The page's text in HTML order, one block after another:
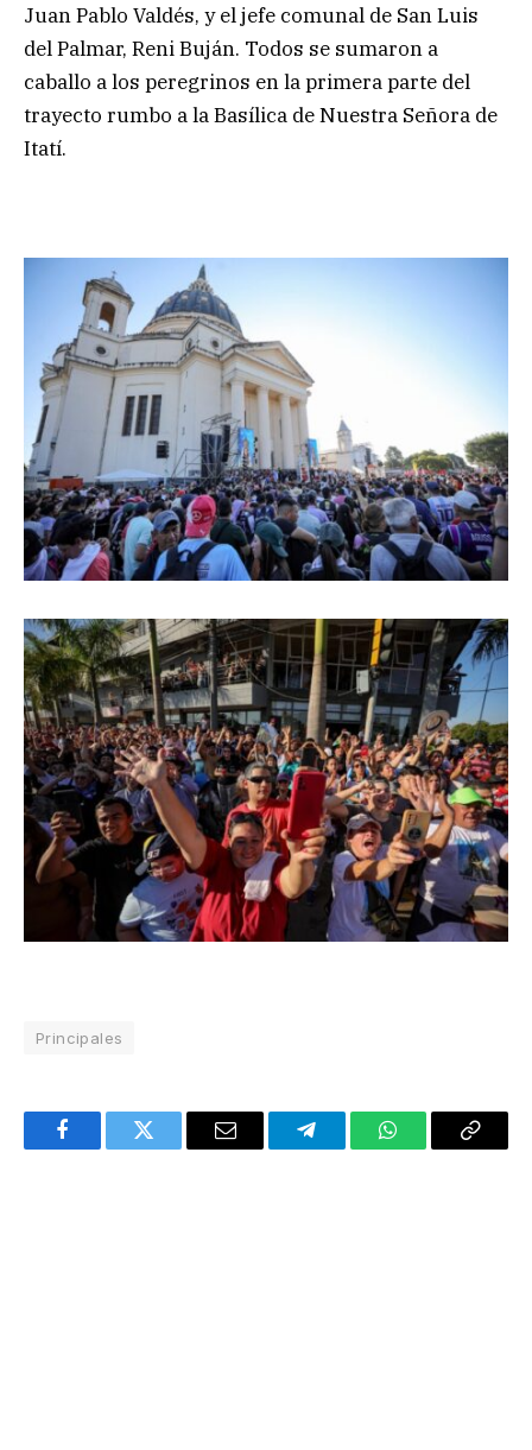
Juan Pablo Valdés, y el jefe comunal de San Luis
del Palmar, Reni Buján. Todos se sumaron a
caballo a los peregrinos en la primera parte del
trayecto rumbo a la Basílica de Nuestra Señora de
Itatí.
Principales
FacebookTwitter Email TelegramWhatsAppCopy